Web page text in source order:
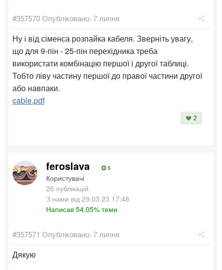
#357570Опубліковано: 7 липня
Ну і від сіменса розпайка кабеля. Зверніть увагу,
що для 9-пін - 25-пін перехідника треба
використати комбінацію першої і другої таблиці.
Тобто ліву частину першої до правої частини другої
або навпаки.
cable.pdf
2
feroslava 5
Користувачі
26 публікацій
З нами від 29.03.23 17:48
Написав 54,05% теми
#357571 Опубліковано: 7 липня
Дякую